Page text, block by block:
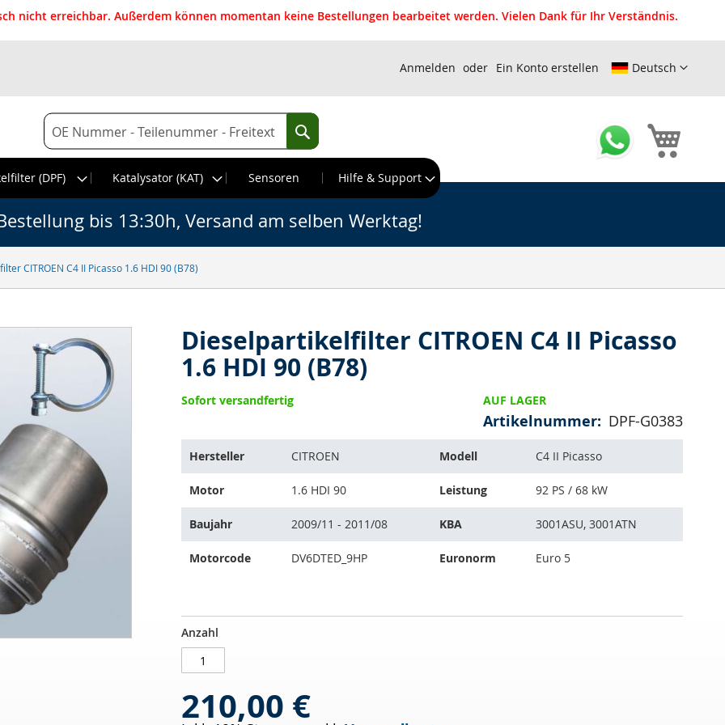
nicht erreichbar. Außerdem können momentan keine Bestellungen bearbeitet werden. Vielen Dank für Ihr Verständnis.
Deutsch
Anmelden Ein Konto erstellen
Suche
Suche
(DPF)
Katalysator (KAT) Sensoren Hilfe & Support
CITROEN C4 II Picasso 1.6 HDI 90 (B78)
bis 13:30h, Versand am selben Werktag!
Dieselpartikelfilter CITROEN C4 II Picasso
1.6 HDI 90 (B78)
AUF LAGER
Artikelnummer DPF-G0383
Sofort versandfertig
Artikel
auf
folgende
Fahrzeuge:
Hersteller CITROEN Modell C4 II Picasso
Motor 1.6 HDI 90 Leistung 92 PS / 68 kW
Baujahr 2009/11 - 2011/08 KBA 3001ASU, 3001ATN
Motorcode DV6DTED_9HP Euronorm Euro 5
Dieselpartikelfilter
CITROEN
Picasso
1.6
AUF
LAGER
Anzahl
210,00 €